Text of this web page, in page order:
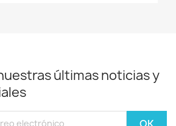
últimas noticias y